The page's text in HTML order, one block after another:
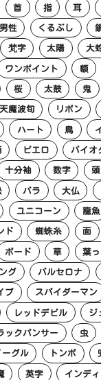
首 指 耳
男性 くるぶし
梵字 太陽 大
ワンポイント 額
桜 太鼓 鬼
天魔波旬 リボン
ハート 鳥
ピエロ バイオ
十分袖 数字 頭
バラ 大仏
ユニコーン 龍魚
ド 蜘蛛糸 面
ボード 草 葉
グ バルセロナ
プ スパイダーマン
レッドデビル ジ
ックパンサー 虫
ーグル トンボ
英字 インデ